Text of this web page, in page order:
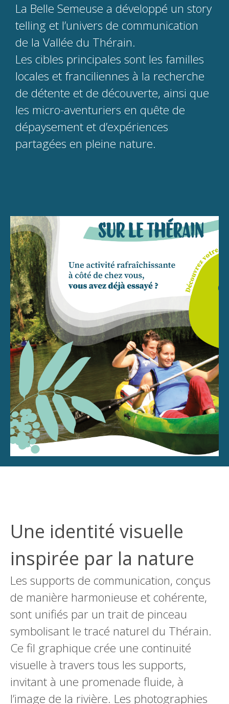
La Belle Semeuse a développé un story
telling et l’univers de communication
de la Vallée du Thérain.
Les cibles principales sont les familles
locales et franciliennes à la recherche
de détente et de découverte, ainsi que
les micro-aventuriers en quête de
dépaysement et d’expériences
partagées en pleine nature.
Une identité visuelle
inspirée par la nature
Les supports de communication, conçus
de manière harmonieuse et cohérente,
sont unifiés par un trait de pinceau
symbolisant le tracé naturel du Thérain.
Ce fil graphique crée une continuité
visuelle à travers tous les supports,
invitant à une promenade fluide, à
l’image de la rivière. Les photographies